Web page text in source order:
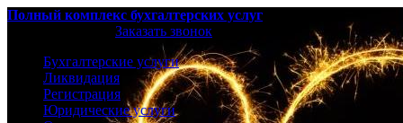
Полный комплекс бухгалтерских услуг
Заказать звонок
Бухгалтерские услуги
Ликвидация
Регистрация
Юридические услуги